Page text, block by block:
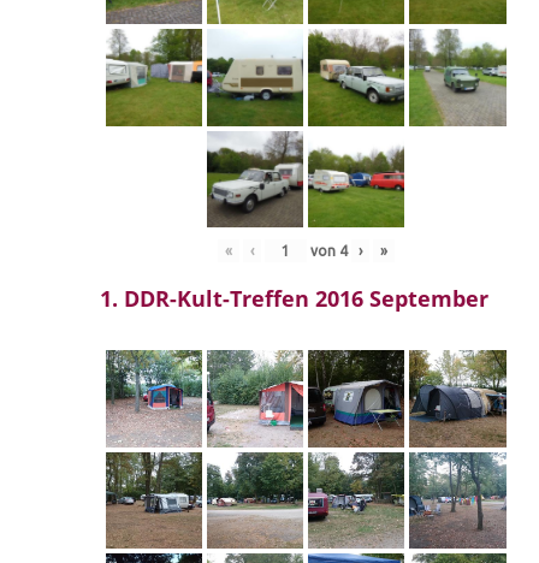
« ‹ von 4 › »
1. DDR-Kult-Treffen 2016 September